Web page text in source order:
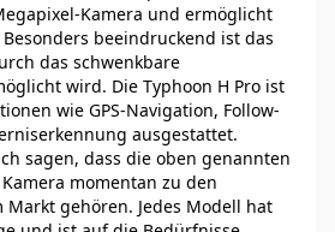
Kamera und ermöglicht
beeindruckend ist das
das schwenkbare
wird. Die Typhoon H Pro ist
wie GPS-Navigation, Follow-
ausgestattet.
sagen, dass die oben genannten
momentan zu den
gehören. Jedes Modell hat